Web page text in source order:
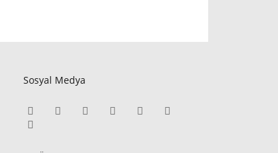
Sosyal Medya